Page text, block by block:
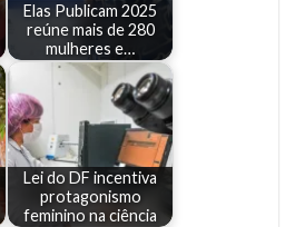
Elas Publicam 2025
reúne mais de 280
mulheres e…
Lei do DF incentiva
protagonismo
feminino na ciência